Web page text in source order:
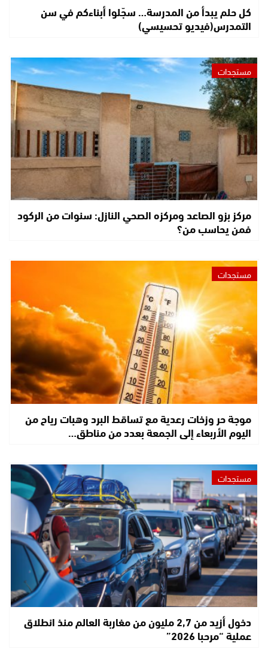
كل حلم يبدأ من المدرسة… سجّلوا أبناءكم في سن
التمدرس(فيديو تحسيسي)
مستجدات
مركز بزو الصاعد ومركزه الصحي النازل: سنوات من الركود
فمن يحاسب من؟
مستجدات
موجة حر وزخات رعدية مع تساقط البرد وهبات رياح من
اليوم الأربعاء إلى الجمعة بعدد من مناطق…
مستجدات
دخول أزيد من 2,7 مليون من مغاربة العالم منذ انطلاق
عملية “مرحبا 2026”